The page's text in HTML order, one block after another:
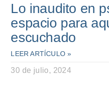
Lo inaudito en
espacio para
escuchado
LEER ARTÍCULO »
30 de julio, 2024